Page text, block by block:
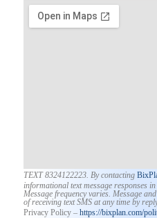
TEXT 8324122223. By contacting
informational text message responses
Message frequency varies. Message
of receiving text SMS at any time by
Privacy Policy – https://bixplan.com/